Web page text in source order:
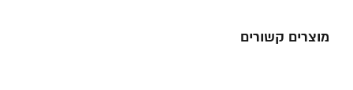
מוצרים קשורים